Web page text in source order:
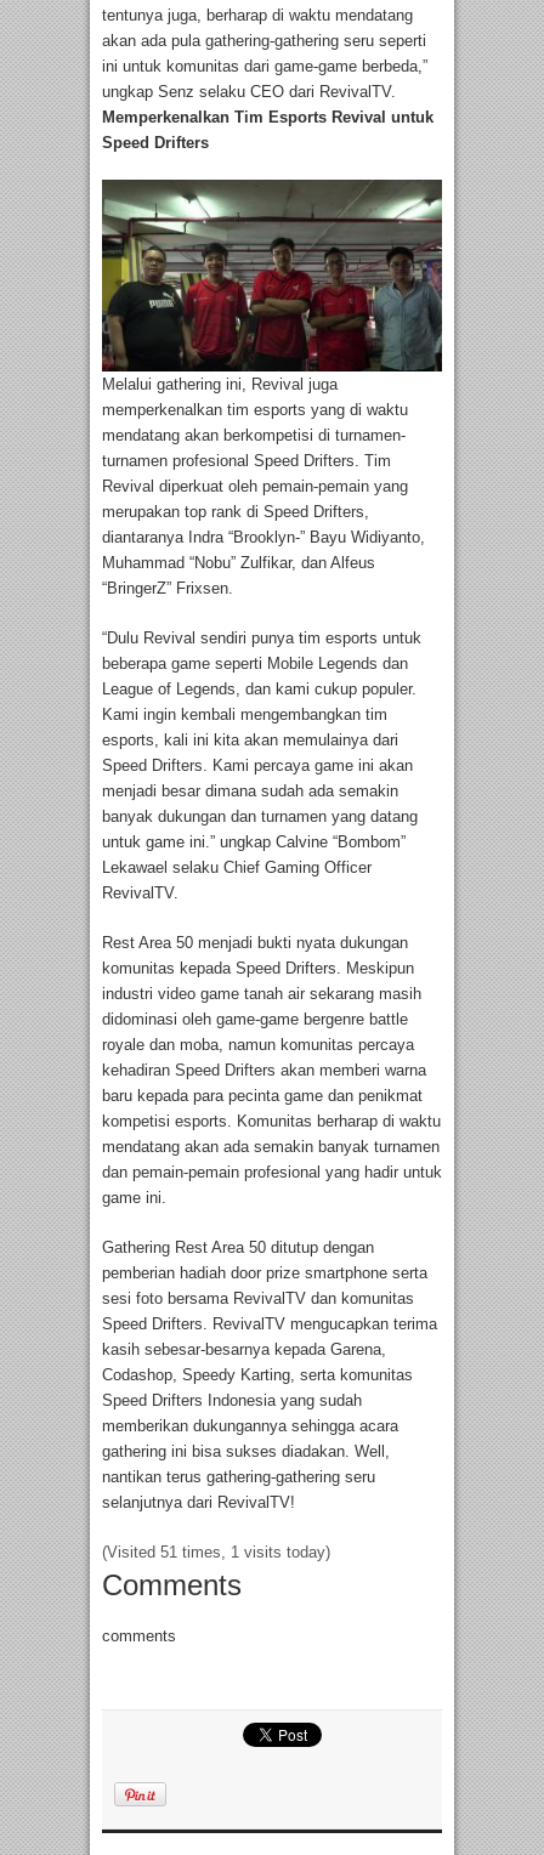
tentunya juga, berharap di waktu mendatang
akan ada pula gathering-gathering seru seperti
ini untuk komunitas dari game-game berbeda,”
ungkap Senz selaku CEO dari RevivalTV.
Memperkenalkan Tim Esports Revival untuk
Speed Drifters
Melalui gathering ini, Revival juga
memperkenalkan tim esports yang di waktu
mendatang akan berkompetisi di turnamen-
turnamen profesional Speed Drifters. Tim
Revival diperkuat oleh pemain-pemain yang
merupakan top rank di Speed Drifters,
diantaranya Indra “Brooklyn-” Bayu Widiyanto,
Muhammad “Nobu” Zulfikar, dan Alfeus
“BringerZ” Frixsen.
“Dulu Revival sendiri punya tim esports untuk
beberapa game seperti Mobile Legends dan
League of Legends, dan kami cukup populer.
Kami ingin kembali mengembangkan tim
esports, kali ini kita akan memulainya dari
Speed Drifters. Kami percaya game ini akan
menjadi besar dimana sudah ada semakin
banyak dukungan dan turnamen yang datang
untuk game ini.” ungkap Calvine “Bombom”
Lekawael selaku Chief Gaming Officer
RevivalTV.
Rest Area 50 menjadi bukti nyata dukungan
komunitas kepada Speed Drifters. Meskipun
industri video game tanah air sekarang masih
didominasi oleh game-game bergenre battle
royale dan moba, namun komunitas percaya
kehadiran Speed Drifters akan memberi warna
baru kepada para pecinta game dan penikmat
kompetisi esports. Komunitas berharap di waktu
mendatang akan ada semakin banyak turnamen
dan pemain-pemain profesional yang hadir untuk
game ini.
Gathering Rest Area 50 ditutup dengan
pemberian hadiah door prize smartphone serta
sesi foto bersama RevivalTV dan komunitas
Speed Drifters. RevivalTV mengucapkan terima
kasih sebesar-besarnya kepada Garena,
Codashop, Speedy Karting, serta komunitas
Speed Drifters Indonesia yang sudah
memberikan dukungannya sehingga acara
gathering ini bisa sukses diadakan. Well,
nantikan terus gathering-gathering seru
selanjutnya dari RevivalTV!
(Visited 51 times, 1 visits today)
Comments
comments